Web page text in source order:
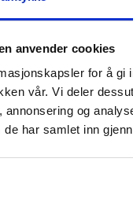
anvender cookies
for å gi
vår. Vi deler
annonsering og
de har samlet inn
bak venstre